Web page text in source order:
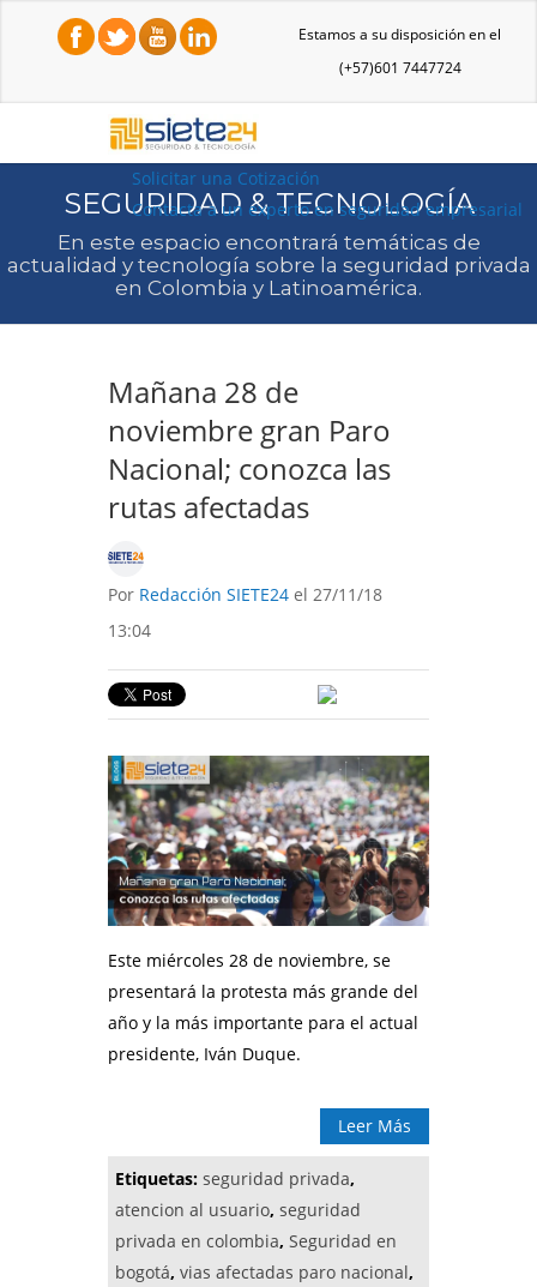
Estamos a su disposición en el
(+57)601 7447724
Solicitar una Cotización
Contacta a un experto en seguridad empresarial
SEGURIDAD & TECNOLOGÍA
En este espacio encontrará temáticas de
actualidad y tecnología sobre la seguridad privada
en Colombia y Latinoamérica.
Mañana 28 de
noviembre gran Paro
Nacional; conozca las
rutas afectadas
Por Redacción SIETE24 el 27/11/18
13:04
Este miércoles 28 de noviembre, se
presentará la protesta más grande del
año y la más importante para el actual
presidente, Iván Duque.
Leer Más
Etiquetas: seguridad privada,
atencion al usuario, seguridad
privada en colombia, Seguridad en
bogotá, vias afectadas paro nacional,